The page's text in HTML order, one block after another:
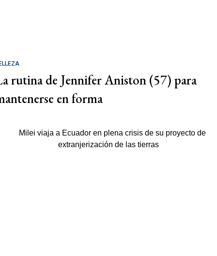
rutina de Jennifer Aniston (57) para
en forma